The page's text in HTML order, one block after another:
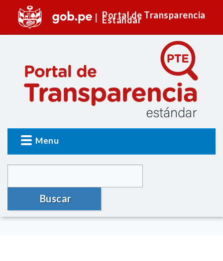
Portal de Transparencia
Estándar
Menu
Buscar